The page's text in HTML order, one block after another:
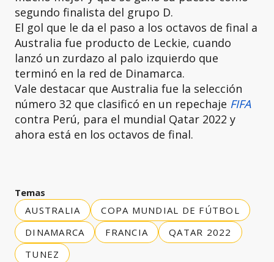
segundo finalista del grupo D.
El gol que le da el paso a los octavos de final a
Australia fue producto de Leckie, cuando
lanzó un zurdazo al palo izquierdo que
terminó en la red de Dinamarca.
Vale destacar que Australia fue la selección
número 32 que clasificó en un repechaje FIFA
contra Perú, para el mundial Qatar 2022 y
ahora está en los octavos de final.
Temas
AUSTRALIA
COPA MUNDIAL DE FÚTBOL
DINAMARCA
FRANCIA
QATAR 2022
TUNEZ